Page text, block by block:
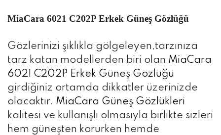
MiaCara 6021 C202P Erkek Güneş Gözlüğü
Gözlerinizi şıklıkla gölgeleyen,tarzınıza
tarz katan modellerden biri olan MiaCara
6021 C202P Erkek Güneş Gözlüğü
girdiğiniz ortamda dikkatler üzerinizde
olacaktır. MiaCara Güneş Gözlükleri
kalitesi ve kullanışlı olmasıyla birlikte sizleri
hem güneşten korurken hemde